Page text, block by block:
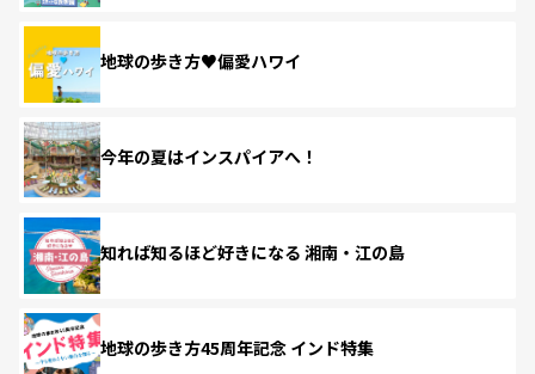
地球の歩き方♥偏愛ハワイ
今年の夏はインスパイアへ！
知れば知るほど好きになる 湘南・江の島
地球の歩き方45周年記念 インド特集